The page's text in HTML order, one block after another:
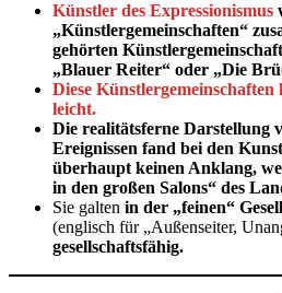
Künstler des Expressionismus
„Künstlergemeinschaften“
gehörten
„Blauer Reiter“ oder „Die
Diese
leicht.
Die realitätsferne Darstellung
Ereignissen fand bei den
überhaupt keinen Anklang,
in den großen Salons“ des
Sie galten in der „feinen“
(englisch für „Außenseiter,
gesellschaftsfähig.